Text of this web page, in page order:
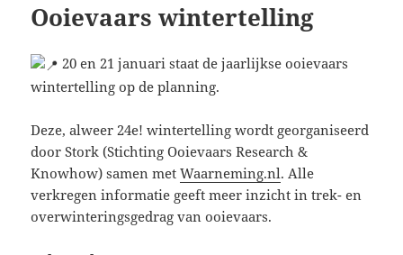
Ooievaars wintertelling
20 en 21 januari staat de jaarlijkse ooievaars
wintertelling op de planning.
Deze, alweer 24e! wintertelling wordt georganiseerd
door Stork (Stichting Ooievaars Research &
Knowhow) samen metWaarneming.nl. Alle
verkregen informatie geeft meer inzicht in trek- en
overwinteringsgedrag van ooievaars.